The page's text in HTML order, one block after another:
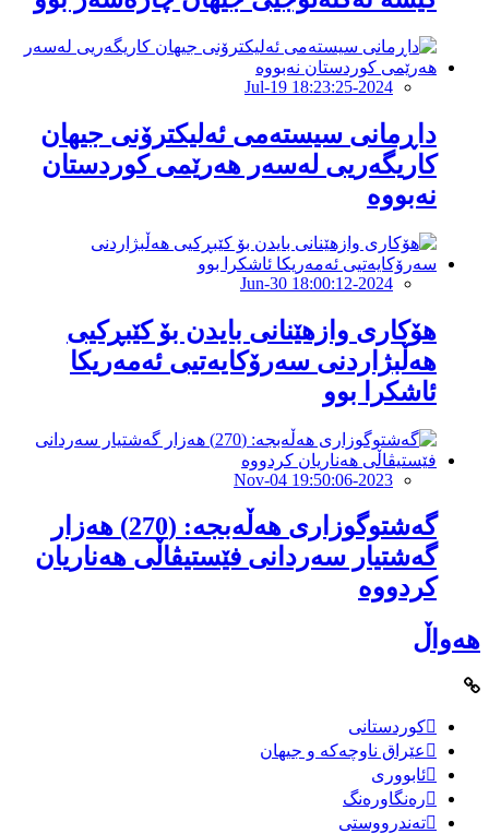
2024-Jul-19 18:23:25
داڕمانى سیستەمى ئەلیکترۆنى جیهان
کاریگەریی لەسەر هەرێمى کوردستان
نەبووە
2024-Jun-30 18:00:12
هۆکارى وازهێنانی بایدن بۆ کێبڕکیی
هەڵبژاردنى سەرۆکایەتیی ئەمەریکا
ئاشکرا بوو
2023-Nov-04 19:50:06
گەشتوگوزاری هەڵەبجە: (270) هەزار
گەشتیار سەردانی فێستیڤاڵی هەناریان
کردووە
هەواڵ
کوردستانی
عێراق ناوچەکە و جیهان
ئابووری
رەنگاورەنگ
تەندرووستی